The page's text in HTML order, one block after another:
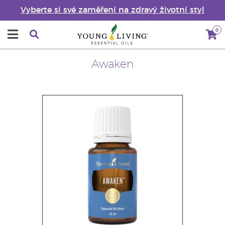
Vyberte si své zaměření na zdravý životní styl
0
Awaken